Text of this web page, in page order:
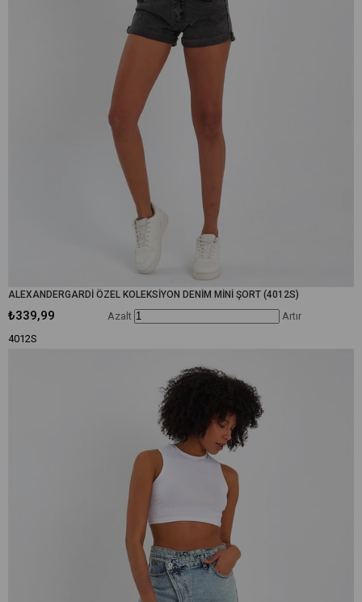
ALEXANDERGARDİ ÖZEL KOLEKSİYON DENİM MİNİ ŞORT (4012S)
₺339,99
4012S
Azalt Artır